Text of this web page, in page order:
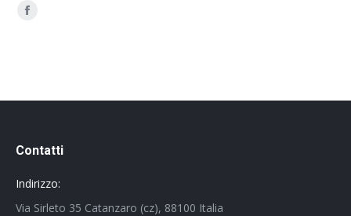
Ci puoi trovare su:
Facebook
new
Contatti
Indirizzo:
Via Sirleto 35 Catanzaro (cz), 88100 Italia